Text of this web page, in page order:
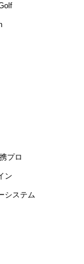
プロ
ン
システム